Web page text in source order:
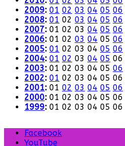
2009: 01 02 03 04 05 06
2008: 01 02 03 04 05 06
2007: 01 02 03 04 05 06
2006: 01 02 03 04 05 06
2005: 01 02 03 04 05 06
2004: 01 02 03 04 05 06
2003: 01 02 03 04 05 06
2002: 01 02 03 04 05 06
2001: 01 02 03 04 05 06
2000: 01 02 03 04 05 06
1999: 01 02 03 04 05 06
Facebook
YouTube